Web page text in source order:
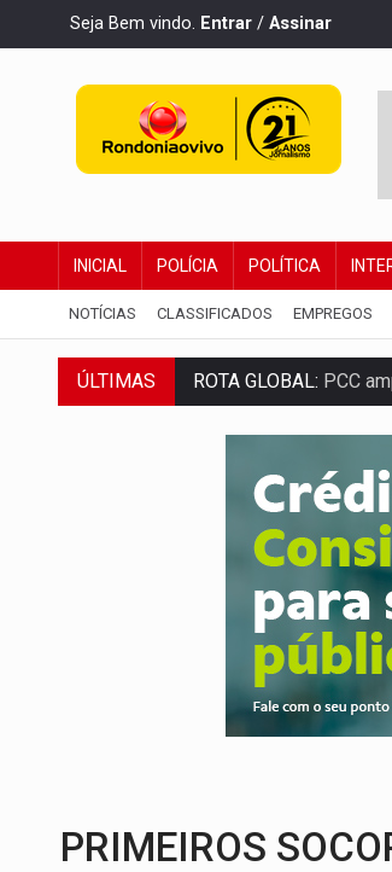
Seja Bem vindo. Entrar / Assinar
INICIAL POLÍCIA POLÍTICA
NOTÍCIAS CLASSIFICADOS EMPREGOS
ÚLTIMAS
ROTA GLOBAL:PCC
CONEXÃO
VARIANDO O
PREJUÍZO AOS
POSSESSÃO DE
TRANSPARÊNCIA:TCE
ELAS DECIDEM:
NO CARRO:Homem é
PRIMEIROS